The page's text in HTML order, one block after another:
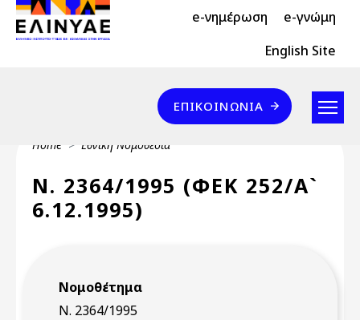
Skip to main content
Header Top 2 e-νημέρωση e-γνώμη
Header Top English Site
Επικοινωνία
ΕΠΙΚΟΙΝΩΝΊΑ
Breadcrumb
Home Εθνική Νομοθεσία
Ν. 2364/1995 (ΦΕΚ 252/Α`
6.12.1995)
Νομοθέτημα
Ν. 2364/1995